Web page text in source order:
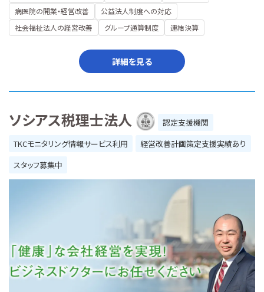
病医院の開業・経営改善
公益法人制度への対応
社会福祉法人の経営改善
グループ通算制度 連結決算
詳細を見る
ソシアス税理士法人
認定支援機関
TKCモニタリング情報サービス利用
経営改善計画策定支援実績あり
スタッフ募集中